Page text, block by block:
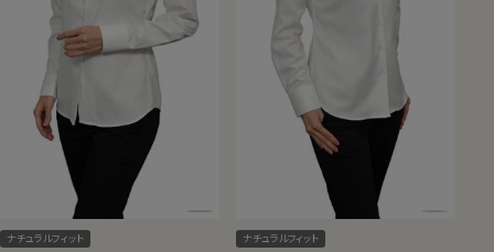
ナチュラルフィット ナチュラルフィット